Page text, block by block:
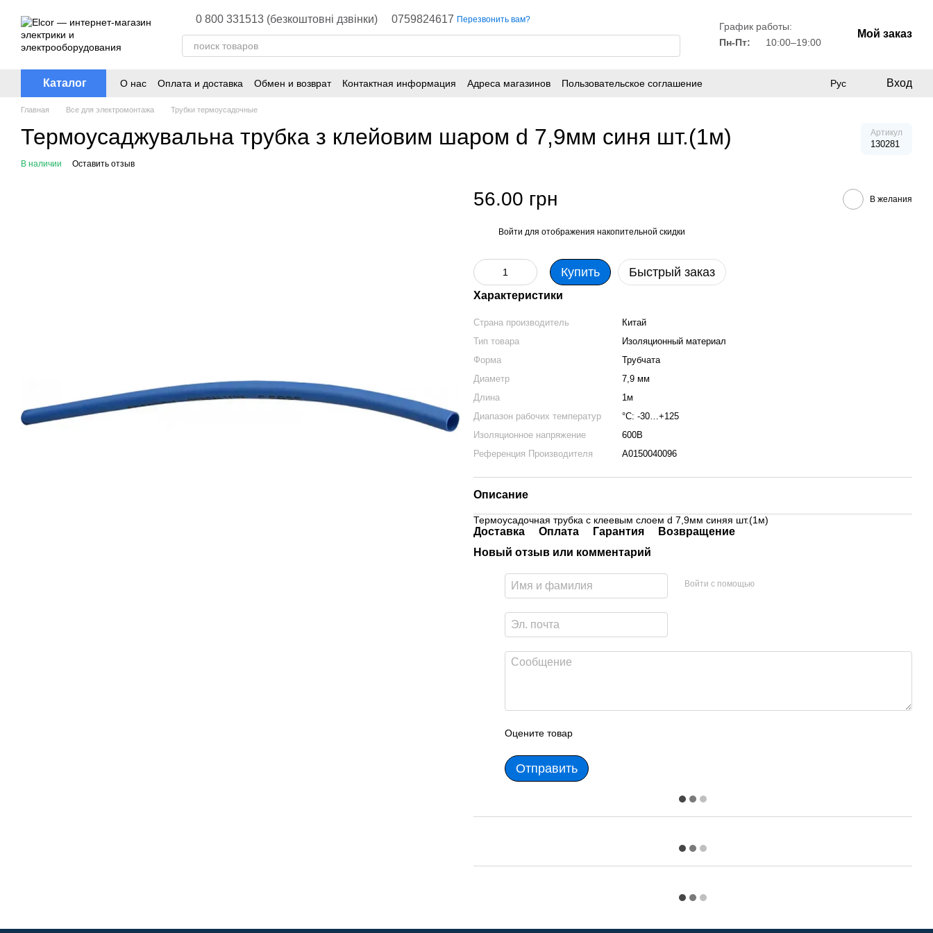
0 800 331513 (безкоштовні дзвінки) 0759824617 Перезвонить вам?
График работы:
Пн-Пт:
10:00–19:00
Мой заказ
Каталог О нас Оплата и доставка Обмен и возврат Контактная информация Адреса магазинов Пользовательское соглашение Рус Вход
Главная Все для электромонтажа Трубки термоусадочные
Термоусаджувальна трубка з клейовим шаром d 7,9мм синя шт.(1м) Артикул
130281
В наличии Оставить отзыв
56.00 грн В желания
Войти для отображения накопительной скидки
Купить Быстрый заказ
Характеристики
Страна производитель
Китай
Тип товара
Изоляционный материал
Форма
Трубчата
Диаметр
7,9 мм
Длина
1м
Диапазон рабочих температур
°С: -30…+125
Изоляционное напряжение
600В
Референция Производителя
A0150040096
Описание
Термоусадочная трубка с клеевым слоем d 7,9мм синяя шт.(1м)
Доставка Оплата Гарантия
Возвращение
Новый отзыв или комментарий
Войти с помощью
Оцените товар
Отправить